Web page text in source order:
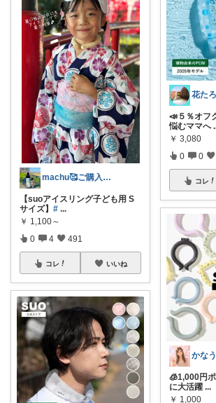
machu🥰ご購入感謝✨
【suoアイスリング子ども用 S
サイズ】 # ...
￥ 1,100～
0 4 491
コレ いいね
花た
📣５％オフ
悩むママへ
￥ 3,080
0 0
コレ
🧊1,000円
に大活躍 ...
￥ 1,000